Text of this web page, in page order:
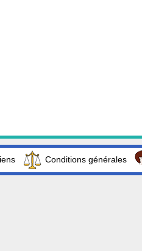
Conditions générales